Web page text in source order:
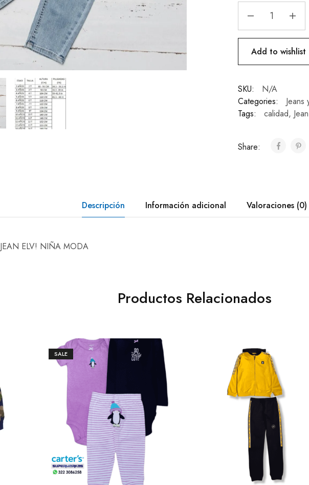
Add to wishlist
SKU:
N/A
Categories:
Jeans
Tags:
calidad, Jean
Share:
Descripción Información adicional Valoraciones (0)
JEAN ELV! NIÑA MODA
Productos Relacionados
SALE